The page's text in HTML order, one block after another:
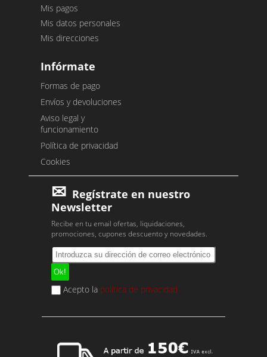
Mis pagos
Mis datos personales
Mis direcciones
Infórmate
Formas de pago
Envíos y devoluciones
Aviso legal y
funcionamiento
Política de privacidad
Cookies
Regístrate en nuestro
Newsletter
Recibe en tu email ofertas, liquidaciones,
promociones, cupones descuento y novedades.
Acepto la política de privacidad